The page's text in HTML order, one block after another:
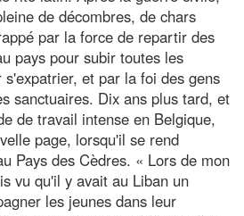
de décombres, de chars
par la force de repartir des
pays pour subir toutes les
et par la foi des gens
sanctuaires. Dix ans plus tard, et
de travail intense en Belgique,
page, lorsqu'il se rend
Pays des Cèdres. « Lors de mon
vu qu'il y avait au Liban un
les jeunes dans leur